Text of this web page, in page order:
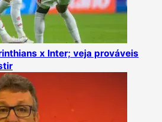
x Inter; veja prováveis